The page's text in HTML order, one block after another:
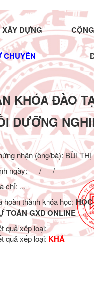
DỰNG
CHUYÊN
KHÓA ĐÀO
DƯỠNG
nhận (ông/bà):BÙI THỊ
ngày: __ / __ / __
chỉ: ...
hoàn thành khóa học:
TOÁN GXD ONLINE
quả xếp loại:
quả xếp loại: KHÁ